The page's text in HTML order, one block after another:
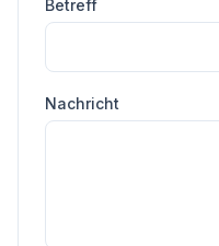
Betreff
Nachricht